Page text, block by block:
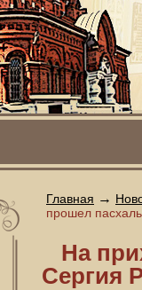
Главная →
прошел
На
Сергия